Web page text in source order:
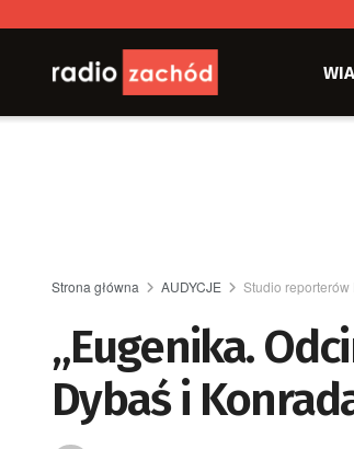
Strona główna AUDYCJE Studio reporterów
„Eugenika.
Dybaś i